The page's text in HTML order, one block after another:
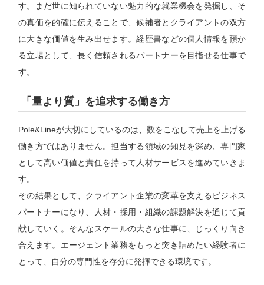
す。まだ世に知られていない魅力的な就業機会を発掘し、そ
の真価を的確に伝えることで、候補者とクライアントの双方
に大きな価値を生み出せます。経歴書などの個人情報を預か
る立場として、長く信頼されるパートナーを目指せる仕事で
す。
「量より質」を追求する働き方
Pole&Lineが大切にしているのは、数をこなして売上を上げる
働き方ではありません。担当する領域の知見を深め、専門家
として高い価値と責任を持って人材サービスを進めていきま
す。
その結果として、クライアント企業の変革を支えるビジネス
パートナーになり、人材・採用・組織の課題解決を通じて貢
献していく。そんなスケールの大きな仕事に、じっくり向き
合えます。エージェント業務をもっと突き詰めたい経験者に
とって、自分の専門性を存分に発揮できる環境です。